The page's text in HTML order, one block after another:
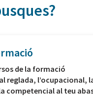
de la formació
reglada, l’ocupacional,
competencial al teu